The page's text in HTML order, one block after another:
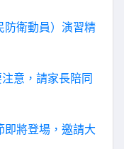
防衛動員）演習精
意，請家長陪同
即將登場，邀請大